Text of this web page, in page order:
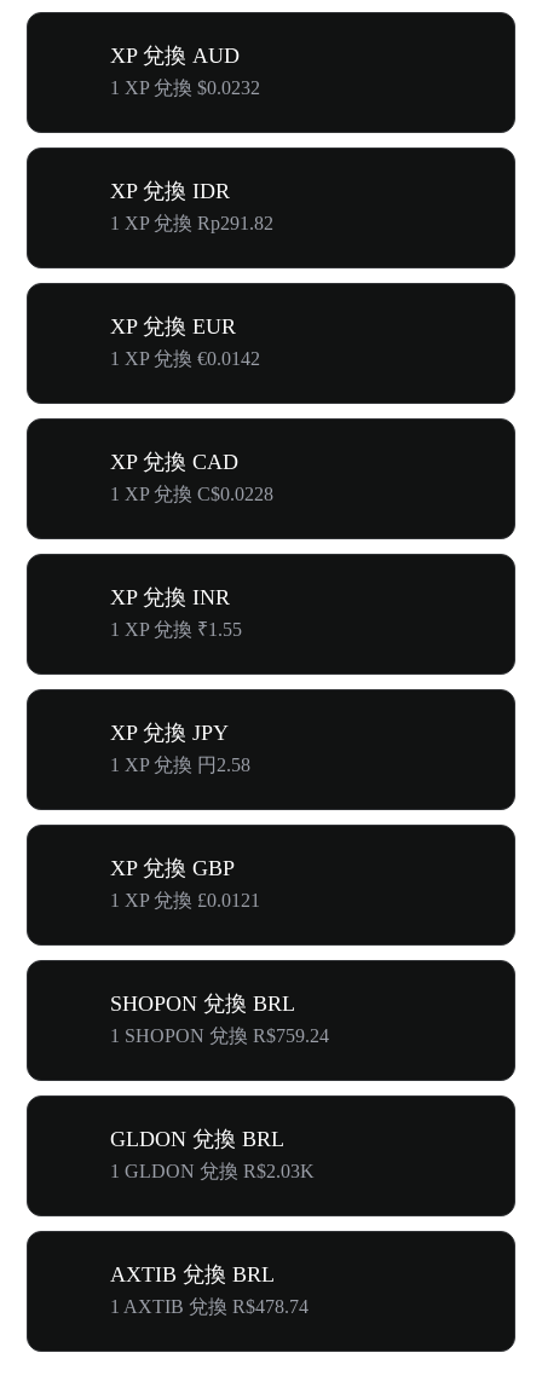
XP 兌換 AUD
1 XP 兌換 $0.0232
XP 兌換 IDR
1 XP 兌換 Rp291.82
XP 兌換 EUR
1 XP 兌換 €0.0142
XP 兌換 CAD
1 XP 兌換 C$0.0228
XP 兌換 INR
1 XP 兌換 ₹1.55
XP 兌換 JPY
1 XP 兌換 円2.58
XP 兌換 GBP
1 XP 兌換 £0.0121
SHOPON 兌換 BRL
1 SHOPON 兌換 R$759.24
GLDON 兌換 BRL
1 GLDON 兌換 R$2.03K
AXTIB 兌換 BRL
1 AXTIB 兌換 R$478.74